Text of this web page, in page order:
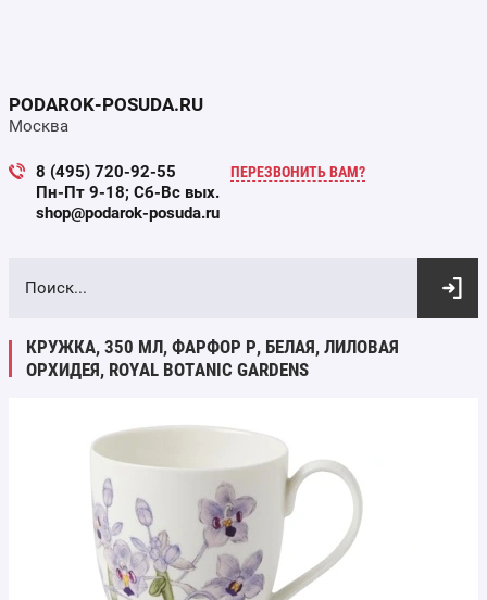
PODAROK-POSUDA.RU
Москва
8 (495) 720-92-55
Пн-Пт 9-18; Сб-Вс вых.
shop@podarok-posuda.ru
ПЕРЕЗВОНИТЬ ВАМ?
ВЫБОР ПО ПАРАМЕТРАМ
КРУЖКА, 350 МЛ, ФАРФОР P, БЕЛАЯ, ЛИЛОВАЯ
ОРХИДЕЯ, ROYAL BOTANIC GARDENS